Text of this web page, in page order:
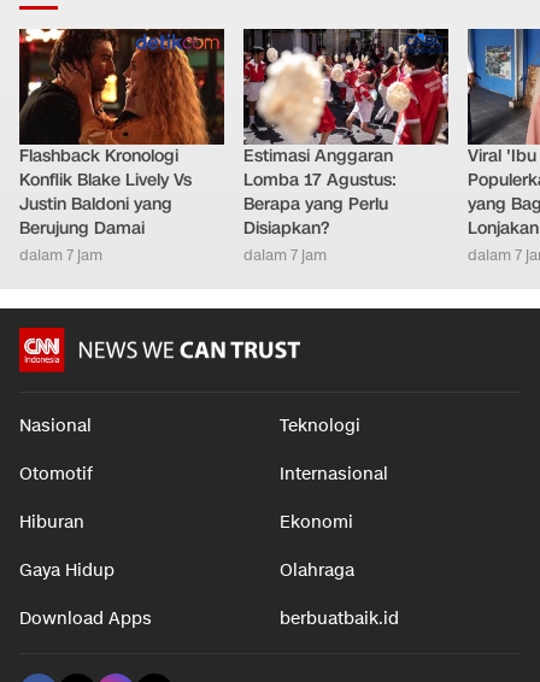
Flashback Kronologi
Konflik Blake Lively Vs
Justin Baldoni yang
Berujung Damai
dalam 7 jam
Estimasi Anggaran
Lomba 17 Agustus:
Berapa yang Perlu
Disiapkan?
dalam 7 jam
Viral
yang
dalam 7
Nasional Teknologi
Otomotif Internasional
Hiburan Ekonomi
Gaya Hidup Olahraga
Download Apps berbuatbaik.id